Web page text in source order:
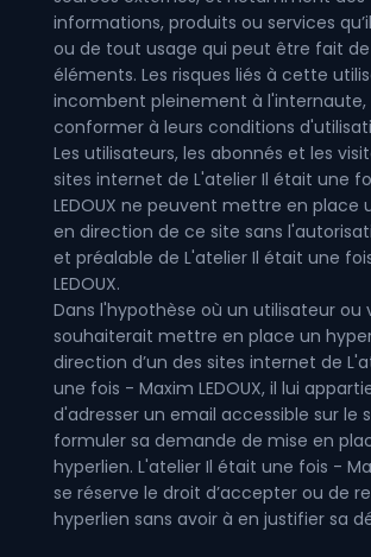
informations, produits ou services
ou de tout usage qui peut être fait
éléments. Les risques liés à cette
incombent pleinement à l'internaute,
conformer à leurs conditions
Les utilisateurs, les abonnés et les
sites internet de L'atelier Il était une
LEDOUX ne peuvent mettre en place
en direction de ce site sans
et préalable de L'atelier Il était une
LEDOUX.
Dans l'hypothèse où un utilisateur ou
souhaiterait mettre en place un
direction d’un des sites internet de
une fois - Maxim LEDOUX, il lui
d'adresser un email accessible sur le
formuler sa demande de mise en
hyperlien. L'atelier Il était une fois -
se réserve le droit d’accepter ou de
hyperlien sans avoir à en justifier sa